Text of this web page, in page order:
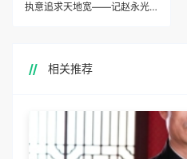
执意追求天地宽——记赵永光大写意（纵横）
相关推荐